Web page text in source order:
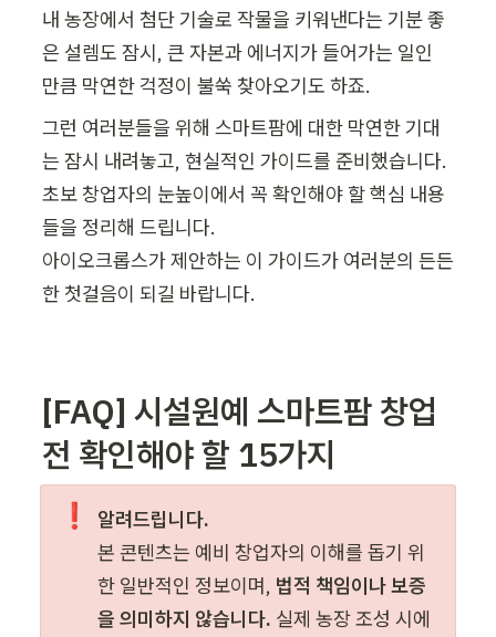
내 농장에서 첨단 기술로 작물을 키워낸다는 기분 좋
은 설렘도 잠시, 큰 자본과 에너지가 들어가는 일인
만큼 막연한 걱정이 불쑥 찾아오기도 하죠.
그런 여러분들을 위해 스마트팜에 대한 막연한 기대
는 잠시 내려놓고, 현실적인 가이드를 준비했습니다.
초보 창업자의 눈높이에서 꼭 확인해야 할 핵심 내용
들을 정리해 드립니다.
아이오크롭스가 제안하는 이 가이드가 여러분의 든든
한 첫걸음이 되길 바랍니다.
[FAQ] 시설원예 스마트팜 창업
전 확인해야 할 15가지
❗
본 콘텐츠는 예비 창업자의 이해를 돕기 위
한 일반적인 정보이며, 법적 책임이나 보증
을 의미하지 않습니다. 실제 농장 조성 시에